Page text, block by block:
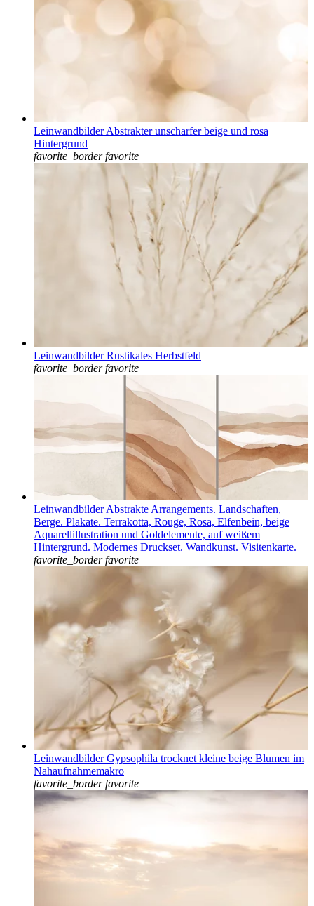
Leinwandbilder Abstrakter unscharfer beige und rosa
Hintergrund
favorite_border favorite
Leinwandbilder Rustikales Herbstfeld
favorite_border favorite
Leinwandbilder Abstrakte Arrangements. Landschaften,
Berge. Plakate. Terrakotta, Rouge, Rosa, Elfenbein, beige
Aquarellillustration und Goldelemente, auf weißem
Hintergrund. Modernes Druckset. Wandkunst. Visitenkarte.
favorite_border favorite
Leinwandbilder Gypsophila trocknet kleine beige Blumen im
Nahaufnahmemakro
favorite_border favorite